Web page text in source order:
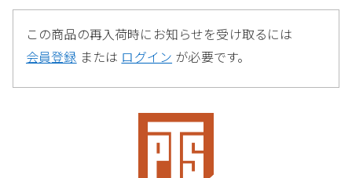
この商品の再入荷時にお知らせを受け取るには
会員登録 または ログイン が必要です。